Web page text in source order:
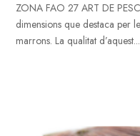
ZONA FAO 27 ART DE
dimensions que destaca per
marrons. La qualitat d’aquest...